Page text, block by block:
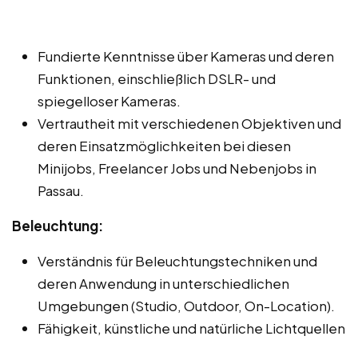
Fundierte Kenntnisse über Kameras und deren
Funktionen, einschließlich DSLR- und
spiegelloser Kameras.
Vertrautheit mit verschiedenen Objektiven und
deren Einsatzmöglichkeiten bei diesen
Minijobs, Freelancer Jobs und Nebenjobs in
Passau.
Beleuchtung:
Verständnis für Beleuchtungstechniken und
deren Anwendung in unterschiedlichen
Umgebungen (Studio, Outdoor, On-Location).
Fähigkeit, künstliche und natürliche Lichtquellen